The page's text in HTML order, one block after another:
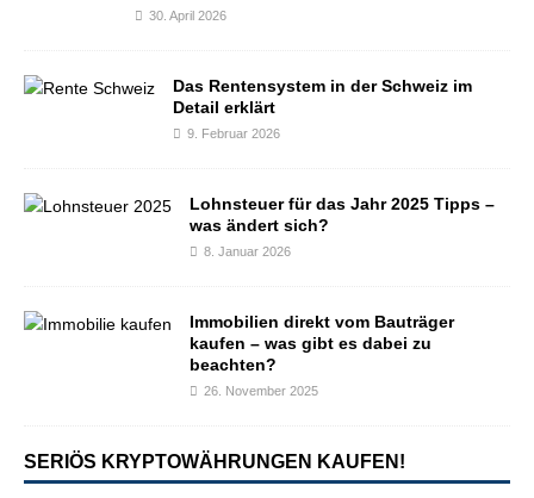
30. April 2026
Das Rentensystem in der Schweiz im
Detail erklärt
9. Februar 2026
Lohnsteuer für das Jahr 2025 Tipps –
was ändert sich?
8. Januar 2026
Immobilien direkt vom Bauträger
kaufen – was gibt es dabei zu
beachten?
26. November 2025
SERIÖS KRYPTOWÄHRUNGEN KAUFEN!